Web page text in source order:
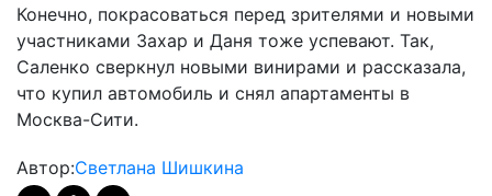
Конечно, покрасоваться перед зрителями и новыми
участниками Захар и Даня тоже успевают. Так,
Саленко сверкнул новыми винирами и рассказала,
что купил автомобиль и снял апартаменты в
Москва-Сити.
Автор:Светлана Шишкина